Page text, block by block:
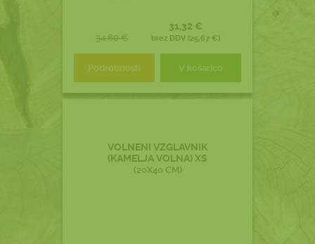
34,80 €
31,32 €
brez DDV (25,67 €)
Podrobnosti V košarico
VOLNENI VZGLAVNIK
(KAMELJA VOLNA) XS
(20X40 CM)